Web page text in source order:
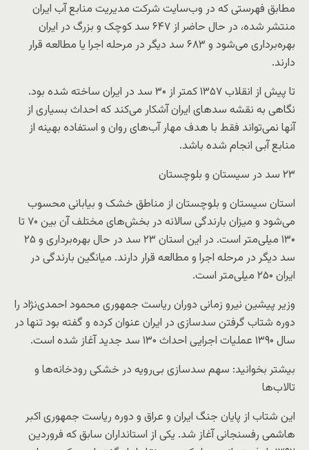
مطابق فهرستی که در وب‌سایت شرکت مدیریت منابع آب ایران
منتشر شده، در حال حاضر از ۶۴۷ سد کوچک و بزرگ در ایران
بهره‌برداری می‌شود و ۶۸۳ سد دیگر در مرحله اجرا یا مطالعه قرار
دارند.
تا پیش از انقلاب ۱۳۵۷ کمتر از ۳۰ سد در ایران ساخته شده بود.
نگاهی به نقشه سدهای ایران آشکار می‌کند که احداث بسیاری از
آنها نمی‌تواند فقط با هدف مهار آب‌های روان و استفاده بهینه از
منابع آبی انجام شده باشد.
۲۳ سد در سیستان و بلوچستان
استان سیستان و بلوچستان از مناطق خشک و بیابانی محسوب
می‌شود و میزان بارندگی سالانه در بخش‌های مختلف آن بین ۷۰ تا
۱۳۰ میلی‌متر است. در این استان ۲۳ سد در حال بهره‌برداری و ۲۵
سد دیگر در مرحله اجرا و مطالعه قرار دارند. میانگین بارندگی در
ایران ۲۵۰ میلی‌متر است.
وزیر پیشین نیرو زمانی دوران ریاست جمهوری محمود احمدی‌نژاد را
دوره شتاب گرفتن سدسازی در ایران عنوان کرده و گفته بود تنها در
سال ۱۳۹۰ عملیات اجرایی احداث ۱۳۰ سد جدید آغاز شده است.
بیشتر بخوانید: سهم سدسازی بی‌رویه در خشکی رودخانه‌ها و
تالاب‌ها
این شتاب از پایان جنگ ایران و عراق و دوره ریاست جمهوری اکبر
هاشمی رفسنجانی آغاز شد. یکی از استانداران سابق که فروردین